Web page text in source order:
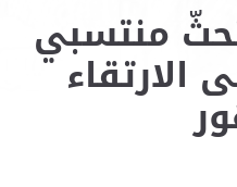
منتسبي
الارتقاء